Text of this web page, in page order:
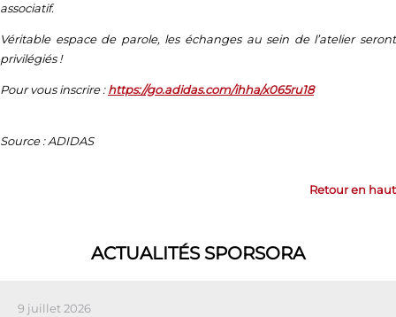
associatif.
Véritable espace de parole, les échanges au sein de l’atelier seront
privilégiés !
Pour vous inscrire :https://go.adidas.com/ihha/x065ru18
Source : ADIDAS
Retour en haut
ACTUALITÉS SPORSORA
9 juillet 2026